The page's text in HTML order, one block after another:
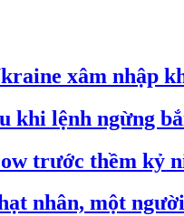
xâm nhập
khi lệnh ngừng
trước thềm kỷ
nhân, một